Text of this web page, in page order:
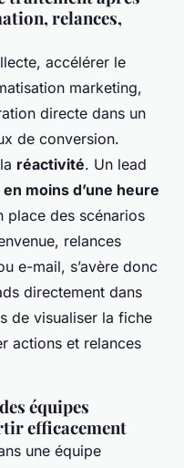
relances,
accélérer le
marketing,
directe dans un
de conversion.
réactivité. Un lead
moins d’une heure
place des scénarios
relances
e-mail, s’avère donc
directement dans
de visualiser la fiche
actions et relances
équipes
efficacement
une équipe